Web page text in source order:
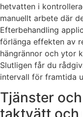
hetvatten i
manuellt arbete där
Efterbehandling
förlänga effekten av
hängrännor och ytor
Slutligen får du
intervall för framtida
Tjänster